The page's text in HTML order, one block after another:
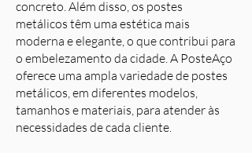
concreto. Além disso, os postes
metálicos têm uma estética mais
moderna e elegante, o que contribui para
o embelezamento da cidade. A PosteAço
oferece uma ampla variedade de postes
metálicos, em diferentes modelos,
tamanhos e materiais, para atender às
necessidades de cada cliente.